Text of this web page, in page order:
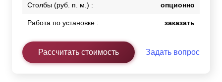
Столбы (руб. п. м.) : опционно
Работа по установке : заказать
Рассчитать стоимость Задать вопрос